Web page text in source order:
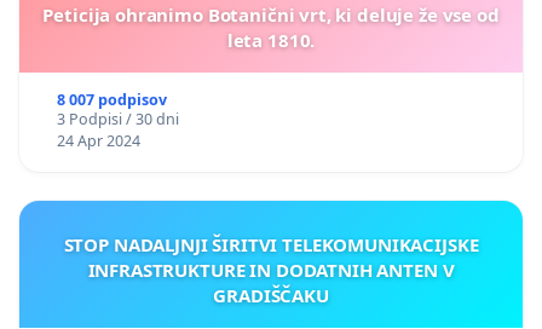
Peticija ohranimo Botanični vrt, ki deluje že vse od
leta 1810.
8 007 podpisov
3 Podpisi / 30 dni
24 Apr 2024
STOP NADALJNJI ŠIRITVI TELEKOMUNIKACIJSKE
INFRASTRUKTURE IN DODATNIH ANTEN V
GRADIŠČAKU